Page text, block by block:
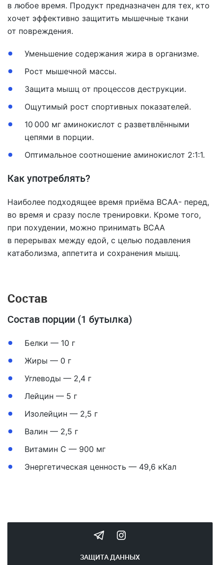
в любое время. Продукт предназначен для тех, кто
хочет эффективно защитить мышечные ткани
от повреждения.
Уменьшение содержания жира в организме.
Рост мышечной массы.
Защита мышц от процессов деструкции.
Ощутимый рост спортивных показателей.
10 000 мг аминокислот с разветвлёнными
цепями в порции.
Оптимальное соотношение аминокислот 2:1:1.
Как употреблять?
Наиболее подходящее время приёма ВСАА- перед,
во время и сразу после тренировки. Кроме того,
при похудении, можно принимать ВСАА
в перерывах между едой, с целью подавления
катаболизма, аппетита и сохранения мышц.
Состав
Состав порции (1 бутылка)
Белки — 10 г
Жиры — 0 г
Углеводы — 2,4 г
Лейцин — 5 г
Изолейцин — 2,5 г
Валин — 2,5 г
Витамин С — 900 мг
Энергетическая ценность — 49,6 кКал
ЗАЩИТА ДАННЫХ